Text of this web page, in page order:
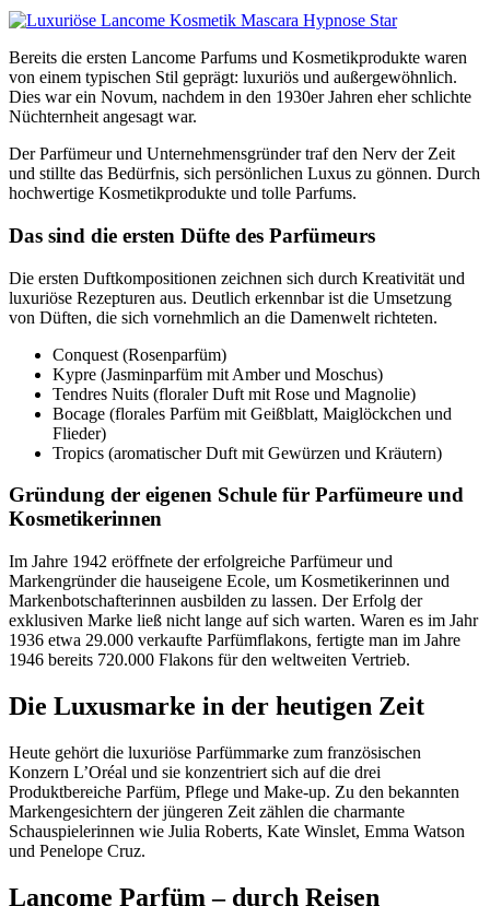
Bereits die ersten Lancome Parfums und Kosmetikprodukte waren
von einem typischen Stil geprägt: luxuriös und außergewöhnlich.
Dies war ein Novum, nachdem in den 1930er Jahren eher schlichte
Nüchternheit angesagt war.
Der Parfümeur und Unternehmensgründer traf den Nerv der Zeit
und stillte das Bedürfnis, sich persönlichen Luxus zu gönnen. Durch
hochwertige Kosmetikprodukte und tolle Parfums.
Das sind die ersten Düfte des Parfümeurs
Die ersten Duftkompositionen zeichnen sich durch Kreativität und
luxuriöse Rezepturen aus. Deutlich erkennbar ist die Umsetzung
von Düften, die sich vornehmlich an die Damenwelt richteten.
Conquest (Rosenparfüm)
Kypre (Jasminparfüm mit Amber und Moschus)
Tendres Nuits (floraler Duft mit Rose und Magnolie)
Bocage (florales Parfüm mit Geißblatt, Maiglöckchen und
Flieder)
Tropics (aromatischer Duft mit Gewürzen und Kräutern)
Gründung der eigenen Schule für Parfümeure und
Kosmetikerinnen
Im Jahre 1942 eröffnete der erfolgreiche Parfümeur und
Markengründer die hauseigene Ecole, um Kosmetikerinnen und
Markenbotschafterinnen ausbilden zu lassen. Der Erfolg der
exklusiven Marke ließ nicht lange auf sich warten. Waren es im Jahr
1936 etwa 29.000 verkaufte Parfümflakons, fertigte man im Jahre
1946 bereits 720.000 Flakons für den weltweiten Vertrieb.
Die Luxusmarke in der heutigen Zeit
Heute gehört die luxuriöse Parfümmarke zum französischen
Konzern L’Oréal und sie konzentriert sich auf die drei
Produktbereiche Parfüm, Pflege und Make-up. Zu den bekannten
Markengesichtern der jüngeren Zeit zählen die charmante
Schauspielerinnen wie Julia Roberts, Kate Winslet, Emma Watson
und Penelope Cruz.
Lancome Parfüm – durch Reisen